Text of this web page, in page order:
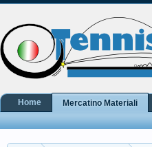
Home Mercatino Materiali